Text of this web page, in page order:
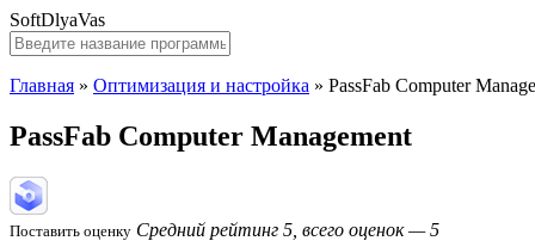
SoftDlyaVas
Главная » Оптимизация и настройка » PassFab Computer
PassFab Computer Management
Поставить оценку Средний рейтинг 5, всего оценок — 5